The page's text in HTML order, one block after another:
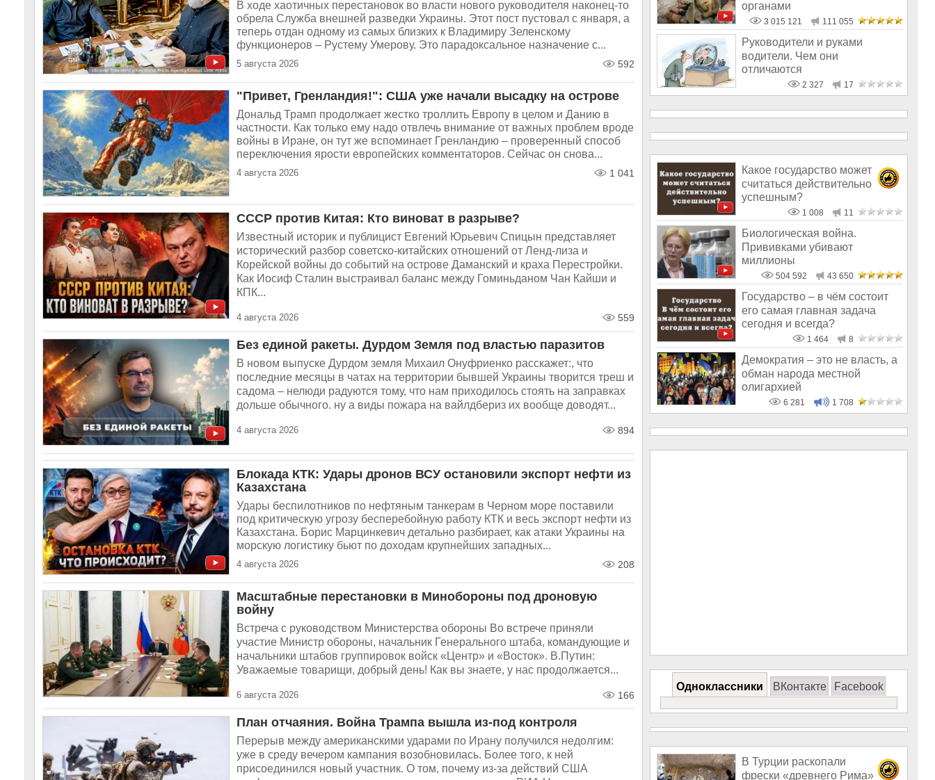
В ходе хаотичных перестановок во власти нового руководителя наконец-то
обрела Служба внешней разведки Украины. Этот пост пустовал с января, а
теперь отдан одному из самых близких к Владимиру Зеленскому
функционеров – Рустему Умерову. Это парадоксальное назначение с...
5 августа 2026 592
"Привет, Гренландия!": США уже начали высадку на острове
Дональд Трамп продолжает жестко троллить Европу в целом и Данию в
частности. Как только ему надо отвлечь внимание от важных проблем вроде
войны в Иране, он тут же вспоминает Гренландию – проверенный способ
переключения ярости европейских комментаторов. Сейчас он снова...
4 августа 2026 1 041
СССР против Китая: Кто виноват в разрыве?
Известный историк и публицист Евгений Юрьевич Спицын представляет
исторический разбор советско-китайских отношений от Ленд-лиза и
Корейской войны до событий на острове Даманский и краха Перестройки.
Как Иосиф Сталин выстраивал баланс между Гоминьданом Чан Кайши и
КПК...
4 августа 2026 559
Без единой ракеты. Дурдом Земля под властью паразитов
В новом выпуске Дурдом земля Михаил Онуфриенко расскажет:, что
последние месяцы в чатах на территории бывшей Украины творится треш и
садома – нелюди радуются тому, что нам приходилось стоять на заправках
дольше обычного. ну а виды пожара на вайлдбериз их вообще доводят...
4 августа 2026 894
Блокада КТК: Удары дронов ВСУ остановили экспорт нефти из
Казахстана
Удары беспилотников по нефтяным танкерам в Черном море поставили
под критическую угрозу бесперебойную работу КТК и весь экспорт нефти из
Казахстана. Борис Марцинкевич детально разбирает, как атаки Украины на
морскую логистику бьют по доходам крупнейших западных...
4 августа 2026 208
Масштабные перестановки в Минобороны под дроновую
войну
Встреча с руководством Министерства обороны Во встрече приняли
участие Министр обороны, начальник Генерального штаба, командующие и
начальники штабов группировок войск «Центр» и «Восток». В.Путин:
Уважаемые товарищи, добрый день! Как вы знаете, у нас продолжается...
6 августа 2026 166
План отчаяния. Война Трампа вышла из-под контроля
Перерыв между американскими ударами по Ирану получился недолгим:
уже в среду вечером кампания возобновилась. Более того, к ней
присоединился новый участник. О том, почему из-за действий США
органами
3 015 121 111 055
Руководители и руками
водители. Чем они
отличаются
2 327 17
Какое государство может
считаться действительно
успешным?
1 008 11
Биологическая война.
Прививками убивают
миллионы
504 592 43 650
Государство – в чём состоит
его самая главная задача
сегодня и всегда?
1 464 8
Демократия – это не власть, а
обман народа местной
олигархией
6 281 1 708
Одноклассники ВКонтакте Facebook
В Турции раскопали
фрески «древнего Рима»